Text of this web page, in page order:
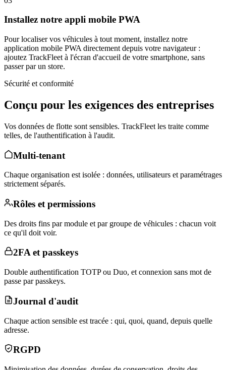
Installez notre appli mobile PWA
Pour localiser vos véhicules à tout moment, installez notre
application mobile PWA directement depuis votre navigateur :
ajoutez TrackFleet à l'écran d'accueil de votre smartphone, sans
passer par un store.
Sécurité et conformité
Conçu pour les exigences des entreprises
Vos données de flotte sont sensibles. TrackFleet les traite comme
telles, de l'authentification à l'audit.
Multi-tenant
Chaque organisation est isolée : données, utilisateurs et paramétrages
strictement séparés.
Rôles et permissions
Des droits fins par module et par groupe de véhicules : chacun voit
ce qu'il doit voir.
2FA et passkeys
Double authentification TOTP ou Duo, et connexion sans mot de
passe par passkeys.
Journal d'audit
Chaque action sensible est tracée : qui, quoi, quand, depuis quelle
adresse.
RGPD